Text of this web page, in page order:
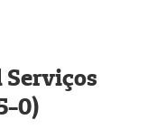
Serviços
0)